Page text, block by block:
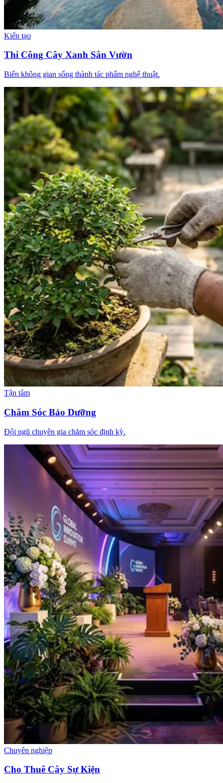
Kiến tạo
Thi Công Cây Xanh Sân Vườn
Biến không gian sống thành tác phẩm nghệ thuật.
Tận tâm
Chăm Sóc Bảo Dưỡng
Đội ngũ chuyên gia chăm sóc định kỳ.
Chuyên nghiệp
Cho Thuê Cây Sự Kiện